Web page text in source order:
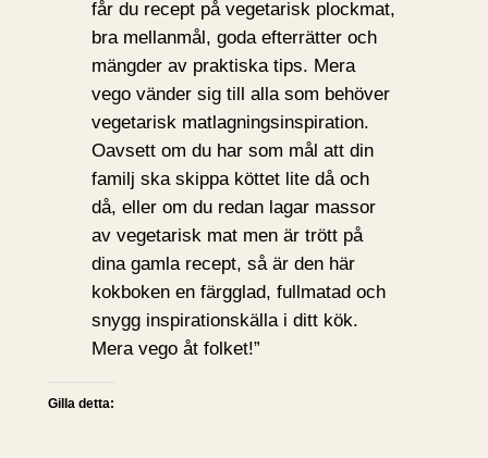
får du recept på vegetarisk plockmat,
bra mellanmål, goda efterrätter och
mängder av praktiska tips. Mera
vego vänder sig till alla som behöver
vegetarisk matlagningsinspiration.
Oavsett om du har som mål att din
familj ska skippa köttet lite då och
då, eller om du redan lagar massor
av vegetarisk mat men är trött på
dina gamla recept, så är den här
kokboken en färgglad, fullmatad och
snygg inspirationskälla i ditt kök.
Mera vego åt folket!”
Gilla detta: